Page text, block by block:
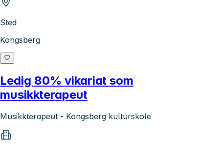
Sted
Kongsberg
Ledig 80% vikariat som
musikkterapeut
Musikkterapeut - Kongsberg kulturskole